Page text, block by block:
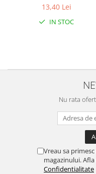
13,40 Lei
IN STOC
Nu rata
Vreau sa
magazinului.
Confidentialitate